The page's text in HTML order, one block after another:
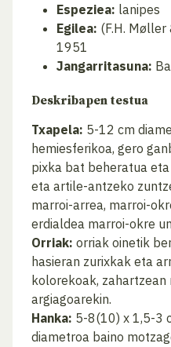
Espeziea: lanipes
Egilea: (F.H. Møller
1951
Jangarritasuna:
Deskribapen testua
Txapela: 5-12 cm
hemiesferikoa, gero
pixka bat beheratua
eta artile-antzeko
marroi-arrea, marroi-
erdialdea marroi-okre
Orriak: orriak oinetik
hasieran zurixkak eta
kolorekoak,
argiagoarekin.
Hanka: 5-8(10) x 1,5-3
diametroa baino